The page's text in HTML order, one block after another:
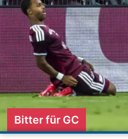
Bitter für GC